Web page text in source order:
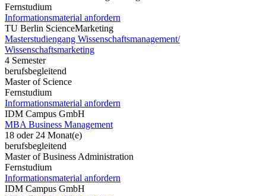
Fernstudium
Informationsmaterial anfordern
TU Berlin ScienceMarketing
Masterstudiengang Wissenschaftsmanagement/
Wissenschaftsmarketing
4 Semester
berufsbegleitend
Master of Science
Fernstudium
Informationsmaterial anfordern
IDM Campus GmbH
MBA Business Management
18 oder 24 Monat(e)
berufsbegleitend
Master of Business Administration
Fernstudium
Informationsmaterial anfordern
IDM Campus GmbH